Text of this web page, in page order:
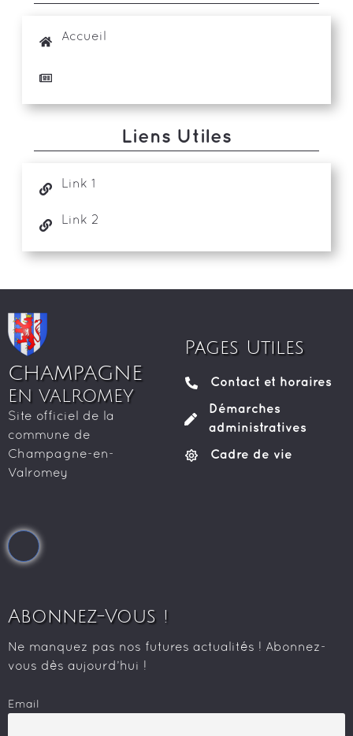
Accueil
Liens Utiles
Link 1
Link 2
CHAMPAGNE
EN VALROMEY
Site officiel de la
commune de
Champagne-en-
Valromey
Pages Utiles
Contact et horaires
Démarches
administratives
Cadre de vie
Abonnez-Vous !
Ne manquez pas nos futures actualités ! Abonnez-
vous dès aujourd’hui !
Email